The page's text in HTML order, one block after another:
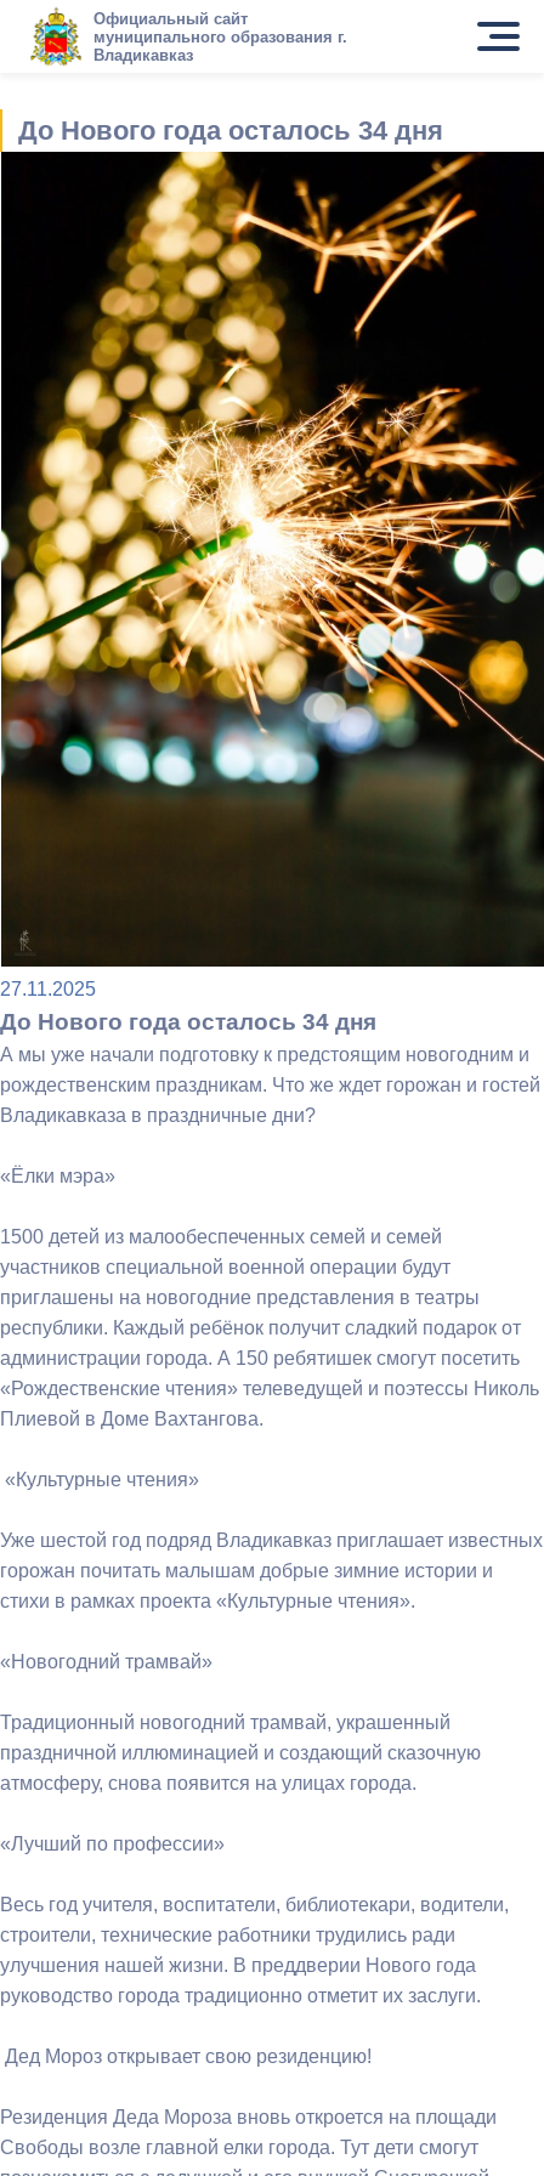
Официальный сайт
муниципального образования г.
Владикавказ
До Нового года осталось 34 дня
27.11.2025
До Нового года осталось 34 дня
А мы уже начали подготовку к предстоящим новогодним и
рождественским праздникам. Что же ждет горожан и гостей
Владикавказа в праздничные дни?
«Ёлки мэра»
1500 детей из малообеспеченных семей и семей
участников специальной военной операции будут
приглашены на новогодние представления в театры
республики. Каждый ребёнок получит сладкий подарок от
администрации города. А 150 ребятишек смогут посетить
«Рождественские чтения» телеведущей и поэтессы Николь
Плиевой в Доме Вахтангова.
«Культурные чтения»
Уже шестой год подряд Владикавказ приглашает известных
горожан почитать малышам добрые зимние истории и
стихи в рамках проекта «Культурные чтения».
«Новогодний трамвай»
Традиционный новогодний трамвай, украшенный
праздничной иллюминацией и создающий сказочную
атмосферу, снова появится на улицах города.
«Лучший по профессии»
Весь год учителя, воспитатели, библиотекари, водители,
строители, технические работники трудились ради
улучшения нашей жизни. В преддверии Нового года
руководство города традиционно отметит их заслуги.
Дед Мороз открывает свою резиденцию!
Резиденция Деда Мороза вновь откроется на площади
Свободы возле главной елки города. Тут дети смогут